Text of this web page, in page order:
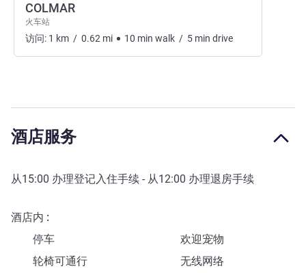
COLMAR
火车站
访问: 1 km / 0.62 mi 10 min walk / 5 min drive
酒店服务
从15:00 办理登记入住手续 - 从12:00 办理退房手续
酒店内
停车
欢迎宠物
轮椅可通行
无线网络